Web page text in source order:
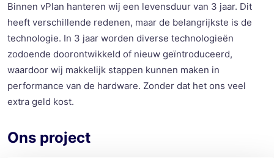
Binnen vPlan hanteren wij een levensduur van 3 jaar. Dit
heeft verschillende redenen, maar de belangrijkste is de
technologie. In 3 jaar worden diverse technologieën
zodoende doorontwikkeld of nieuw geïntroduceerd,
waardoor wij makkelijk stappen kunnen maken in
performance van de hardware. Zonder dat het ons veel
extra geld kost.
Ons project